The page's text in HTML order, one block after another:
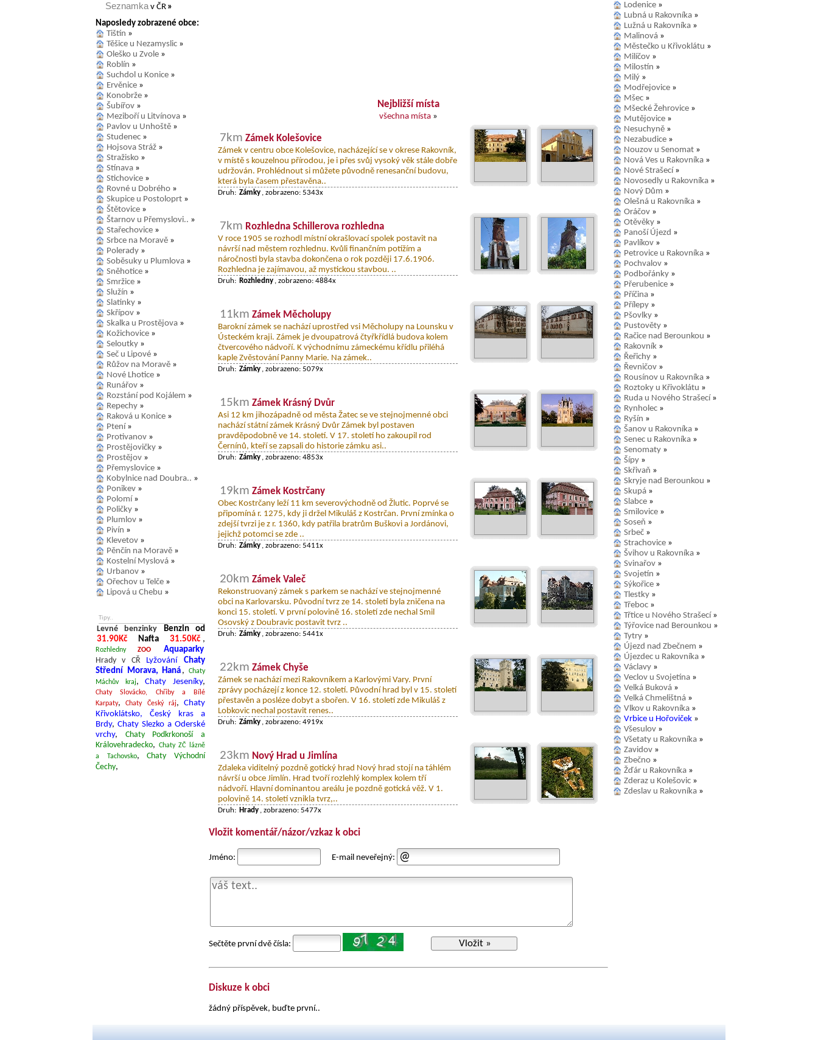
Seznamkav ČR »
Naposledy zobrazené obce:
Tištín »
Těšice u Nezamyslic »
Oleško u Zvole »
Roblín »
Suchdol u Konice »
Ervěnice »
Konobrže »
Šubířov »
Meziboří u Litvínova »
Pavlov u Unhoště »
Studenec »
Hojsova Stráž »
Stražisko »
Stínava »
Stichovice »
Rovné u Dobrého »
Skupice u Postoloprt »
Štětovice »
Štarnov u Přemyslovi.. »
Stařechovice »
Srbce na Moravě »
Polerady »
Soběsuky u Plumlova »
Sněhotice »
Smržice »
Služín »
Slatinky »
Skřípov »
Skalka u Prostějova »
Kožichovice »
Seloutky »
Seč u Lipové »
Růžov na Moravě »
Nové Lhotice »
Runářov »
Rozstání pod Kojálem »
Repechy »
Raková u Konice »
Ptení »
Protivanov »
Prostějovičky »
Prostějov »
Přemyslovice »
Kobylnice nad Doubra.. »
Ponikev »
Polomí »
Poličky »
Plumlov »
Pivín »
Klevetov »
Pěnčín na Moravě »
Kostelní Myslová »
Urbanov »
Ořechov u Telče »
Lipová u Chebu »
Tipy..
Levné benzinky Benzin od
31.90Kč
Nafta 31.50Kč ,
Rozhledny ZOO
Aquaparky
Hrady v CŘ
Lyžování
Chaty
Střední Morava, Haná ,Chaty
Máchův kraj,Chaty Jeseníky,
Chaty Slovácko, Chřiby a Bílé
Karpaty,Chaty Český ráj, Chaty
Křivoklátsko, Český kras a
Brdy, Chaty Slezko a Oderské
vrchy, Chaty Podkrkonoší a
Královehradecko, Chaty ZČ lázně
a Tachovsko,Chaty Východní
Čechy,
Nejbližší místa
všechna místa »
7km Zámek Kolešovice
Zámek v centru obce Kolešovice, nacházející se v okrese Rakovník,
v místě s kouzelnou přírodou, je i přes svůj vysoký věk stále dobře
udržován. Prohlédnout si můžete původně renesanční budovu,
která byla časem přestavěna..
Druh: Zámky , zobrazeno: 5343x
7km Rozhledna Schillerova rozhledna
V roce 1905 se rozhodl místní okrašlovací spolek postavit na
návrší nad městem rozhlednu. Kvůli finančním potížím a
náročnosti byla stavba dokončena o rok později 17.6.1906.
Rozhledna je zajímavou, až mystickou stavbou. ..
Druh: Rozhledny , zobrazeno: 4884x
11km Zámek Měcholupy
Barokní zámek se nachází uprostřed vsi Měcholupy na Lounsku v
Ústeckém kraji. Zámek je dvoupatrová čtyřkřídlá budova kolem
čtvercového nádvoří. K východnímu zámeckému křídlu přiléhá
kaple Zvěstování Panny Marie. Na zámek..
Druh: Zámky , zobrazeno: 5079x
15km Zámek Krásný Dvůr
Asi 12 km jihozápadně od města Žatec se ve stejnojmenné obci
nachází státní zámek Krásný Dvůr Zámek byl postaven
pravděpodobně ve 14. století. V 17. století ho zakoupil rod
Černínů, kteří se zapsali do historie zámku asi..
Druh: Zámky , zobrazeno: 4853x
19km Zámek Kostrčany
Obec Kostrčany leží 11 km severovýchodně od Žlutic. Poprvé se
připomíná r. 1275, kdy ji držel Mikuláš z Kostrčan. První zmínka o
zdejší tvrzi je z r. 1360, kdy patřila bratrům Buškovi a Jordánovi,
jejichž potomci se zde ..
Druh: Zámky , zobrazeno: 5411x
20km Zámek Valeč
Rekonstruovaný zámek s parkem se nachází ve stejnojmenné
obci na Karlovarsku. Původní tvrz ze 14. století byla zničena na
konci 15. století. V první polovině 16. století zde nechal Smil
Osovský z Doubravic postavit tvrz ..
Druh: Zámky , zobrazeno: 5441x
22km Zámek Chyše
Zámek se nachází mezi Rakovníkem a Karlovými Vary. První
zprávy pocházejí z konce 12. století. Původní hrad byl v 15. století
přestavěn a posléze dobyt a sbořen. V 16. století zde Mikuláš z
Lobkovic nechal postavit renes..
Druh: Zámky , zobrazeno: 4919x
23km Nový Hrad u Jimlína
Zdaleka viditelný pozdně gotický hrad Nový hrad stojí na táhlém
návrší u obce Jimlín. Hrad tvoří rozlehlý komplex kolem tří
nádvoří. Hlavní dominantou areálu je pozdně gotická věž. V 1.
polovině 14. století vznikla tvrz,..
Druh: Hrady , zobrazeno: 5477x
Vložit komentář/názor/vzkaz k obci
Jméno: E-mail neveřejný:
Sečtěte první dvě čísla: Vložit »
Diskuze k obci
žádný příspěvek, buďte první..
Lodenice »
Lubná u Rakovníka »
Lužná u Rakovníka »
Malinová »
Městečko u Křivoklátu »
Milíčov »
Milostín »
Milý »
Modřejovice »
Mšec »
Mšecké Žehrovice »
Mutějovice »
Nesuchyně »
Nezabudice »
Nouzov u Senomat »
Nová Ves u Rakovníka »
Nové Strašecí »
Novosedly u Rakovníka »
Nový Dům »
Olešná u Rakovníka »
Oráčov »
Otěvěky »
Panoší Újezd »
Pavlíkov »
Petrovice u Rakovníka »
Pochvalov »
Podbořánky »
Přerubenice »
Příčina »
Přílepy »
Pšovlky »
Pustověty »
Račice nad Berounkou »
Rakovník »
Řeřichy »
Řevničov »
Rousínov u Rakovníka »
Roztoky u Křivoklátu »
Ruda u Nového Strašecí »
Rynholec »
Ryšín »
Šanov u Rakovníka »
Senec u Rakovníka »
Senomaty »
Šípy »
Skřivaň »
Skryje nad Berounkou »
Skupá »
Slabce »
Smilovice »
Soseň »
Srbeč »
Strachovice »
Švihov u Rakovníka »
Svinařov »
Svojetín »
Sýkořice »
Tlestky »
Třeboc »
Třtice u Nového Strašecí »
Týřovice nad Berounkou »
Tytry »
Újezd nad Zbečnem »
Újezdec u Rakovníka »
Václavy »
Veclov u Svojetína »
Velká Buková »
Velká Chmelištná »
Vlkov u Rakovníka »
Vrbice u Hořoviček »
Všesulov »
Všetaty u Rakovníka »
Zavidov »
Zbečno »
Žďár u Rakovníka »
Zderaz u Kolešovic »
Zdeslav u Rakovníka »